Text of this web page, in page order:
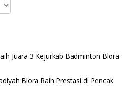
Juara 3 Kejurkab Badminton Blora
Blora Raih Prestasi di Pencak